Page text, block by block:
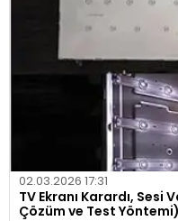
02.03.2026 17:31
TV Ekranı Karardı, Sesi
Çözüm ve Test Yöntemi)